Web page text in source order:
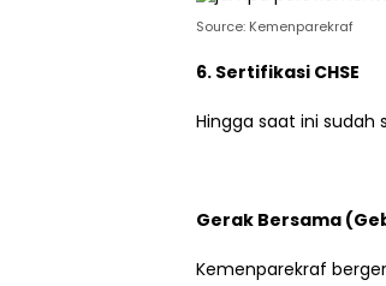
Source: Kemenparekraf
6. Sertifikasi CHSE
Hingga saat ini sudah
Gerak Bersama
Kemenparekraf